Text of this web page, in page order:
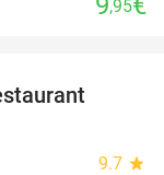
,95
9.7 star